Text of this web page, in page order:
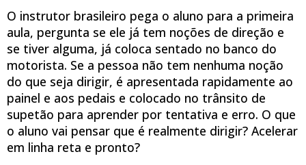
O instrutor brasileiro pega o aluno para a primeira
aula, pergunta se ele já tem noções de direção e
se tiver alguma, já coloca sentado no banco do
motorista. Se a pessoa não tem nenhuma noção
do que seja dirigir, é apresentada rapidamente ao
painel e aos pedais e colocado no trânsito de
supetão para aprender por tentativa e erro. O que
o aluno vai pensar que é realmente dirigir? Acelerar
em linha reta e pronto?